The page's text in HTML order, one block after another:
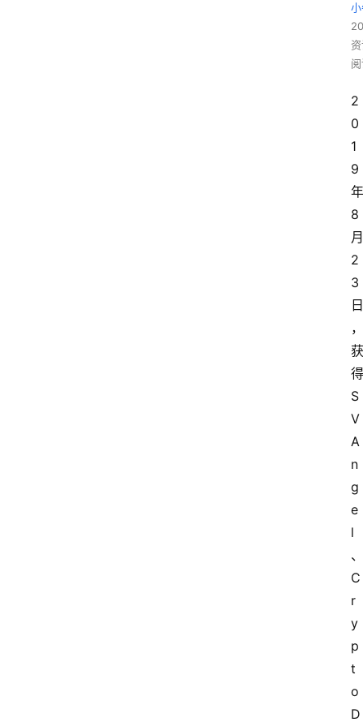
2
0
1
9
年
8
月
2
3
日
，
获
得
S
V
A
n
g
e
l
、
C
r
y
p
t
o
D